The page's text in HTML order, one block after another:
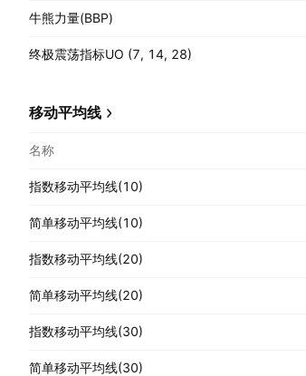
牛熊力量(BBP)
终极震荡指标UO (7, 14, 28)
移动平均线
名称
指数移动平均线(10)
简单移动平均线(10)
指数移动平均线(20)
简单移动平均线(20)
指数移动平均线(30)
简单移动平均线(30)